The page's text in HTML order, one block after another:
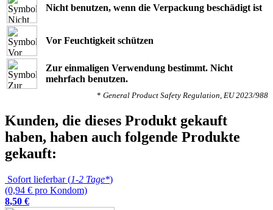
Nicht benutzen, wenn die Verpackung beschädigt ist
Vor Feuchtigkeit schützen
Zur einmaligen Verwendung bestimmt. Nicht
mehrfach benutzen.
* General Product Safety Regulation, EU 2023/988
Kunden, die dieses Produkt gekauft
haben, haben auch folgende Produkte
gekauft:
Sofort lieferbar (1-2 Tage*)
(0,94 € pro Kondom)
8,50 €